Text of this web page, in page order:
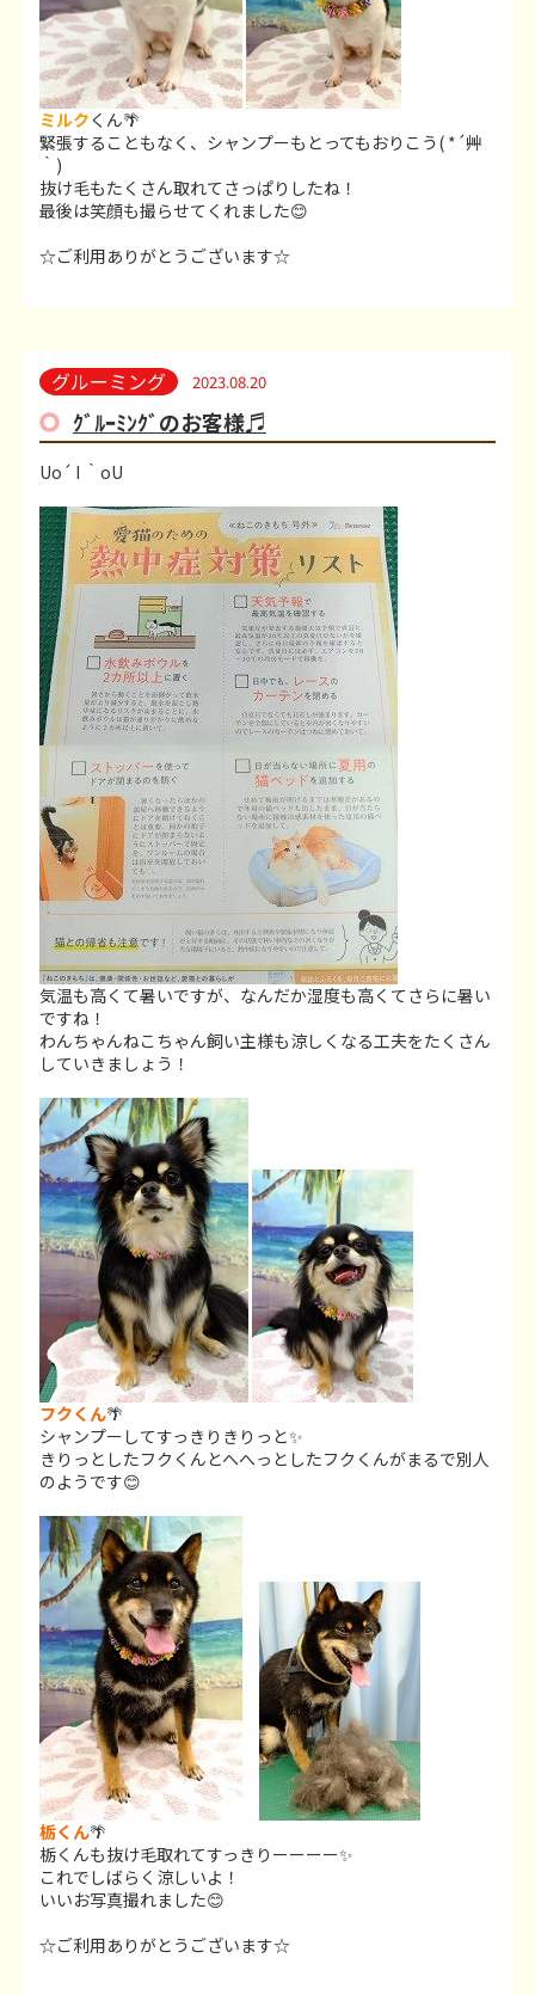
ミルク くん🌴
緊張することもなく、シャンプーもとってもおりこう( *´艸
｀)
抜け毛もたくさん取れてさっぱりしたね！
最後は笑顔も撮らせてくれました😊
☆ご利用ありがとうございます☆
グルーミング 2023.08.20
ｸﾞﾙｰﾐﾝｸﾞのお客様♬
Uo´ I ｀oU
気温も高くて暑いですが、なんだか湿度も高くてさらに暑い
ですね！
わんちゃんねこちゃん飼い主様も涼しくなる工夫をたくさん
していきましょう！
フクくん🌴
シャンプーしてすっきりきりっと✨
きりっとしたフクくんとへへっとしたフクくんがまるで別人
のようです😊
栃くん🌴
栃くんも抜け毛取れてすっきりーーーー✨
これでしばらく涼しいよ！
いいお写真撮れました😊
☆ご利用ありがとうございます☆